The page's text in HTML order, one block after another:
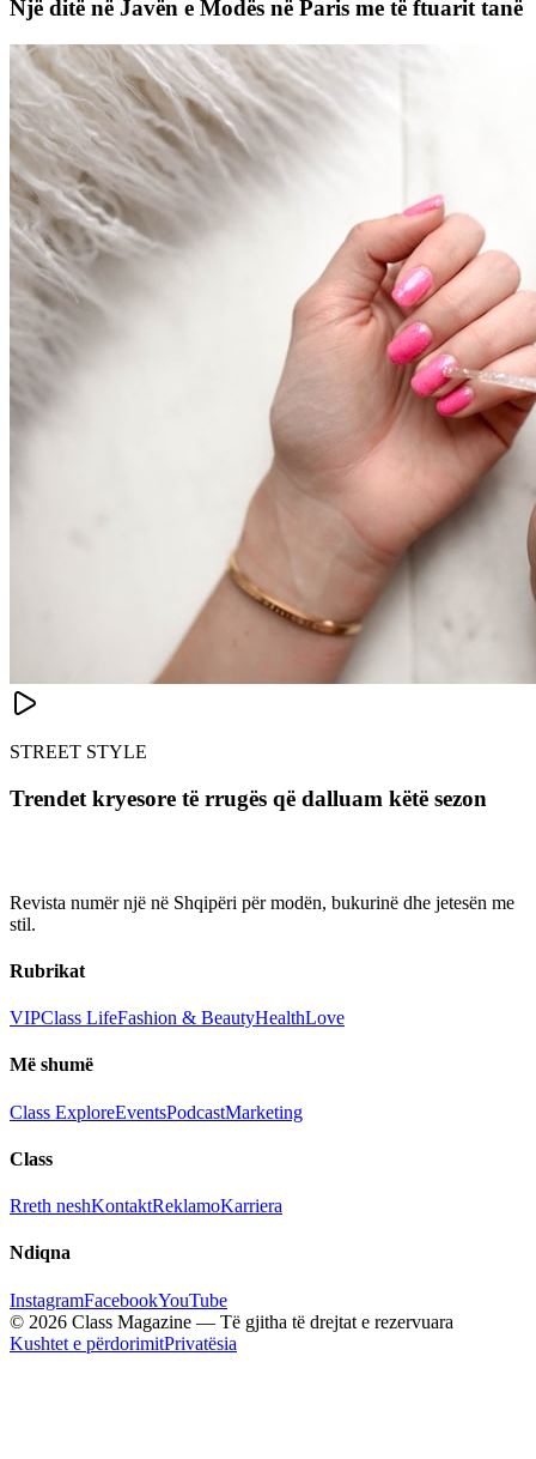
Një ditë në Javën e Modës në Paris me të ftuarit tanë
STREET STYLE
Trendet kryesore të rrugës që dalluam këtë sezon
Revista numër një në Shqipëri për modën, bukurinë dhe jetesën me
stil.
Rubrikat
VIPClass LifeFashion & BeautyHealthLove
Më shumë
Class ExploreEventsPodcastMarketing
Class
Rreth neshKontaktReklamoKarriera
Ndiqna
InstagramFacebookYouTube
© 2026 Class Magazine — Të gjitha të drejtat e rezervuara
Kushtet e përdorimitPrivatësia